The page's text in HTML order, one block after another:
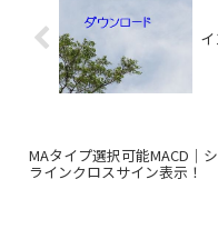
MAタイプ選択可能MACD｜
ラインクロスサイン表示！